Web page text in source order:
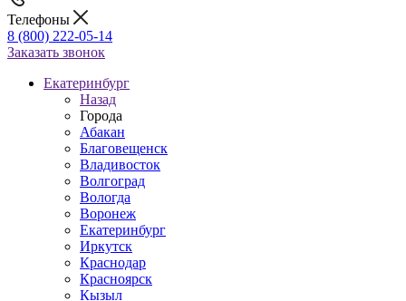
Телефоны
8 (800) 222-05-14
Заказать звонок
Екатеринбург
Назад
Города
Абакан
Благовещенск
Владивосток
Волгоград
Вологда
Воронеж
Екатеринбург
Иркутск
Краснодар
Красноярск
Кызыл